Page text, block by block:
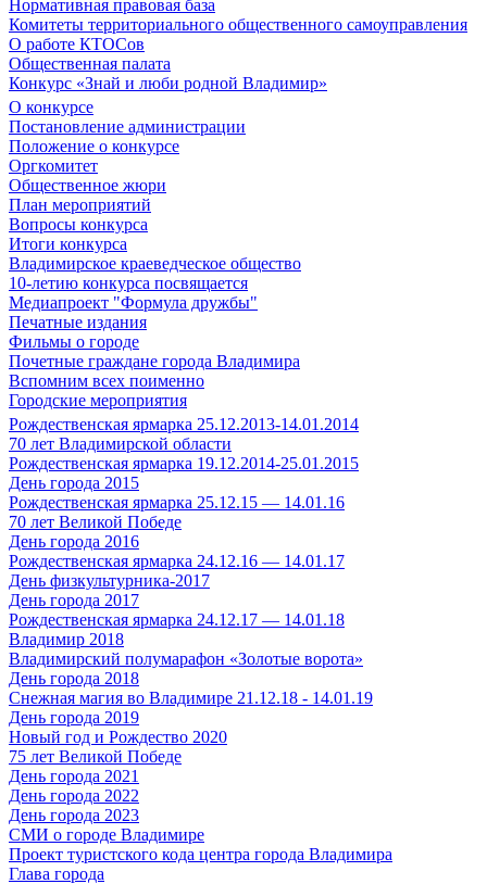
Нормативная правовая база
Комитеты территориального общественного самоуправления
О работе КТОСов
Общественная палата
Конкурс «Знай и люби родной Владимир»
О конкурсе
Постановление администрации
Положение о конкурсе
Оргкомитет
Общественное жюри
План мероприятий
Вопросы конкурса
Итоги конкурса
Владимирское краеведческое общество
10-летию конкурса посвящается
Медиапроект "Формула дружбы"
Печатные издания
Фильмы о городе
Почетные граждане города Владимира
Вспомним всех поименно
Городские мероприятия
Рождественская ярмарка 25.12.2013-14.01.2014
70 лет Владимирской области
Рождественская ярмарка 19.12.2014-25.01.2015
День города 2015
Рождественская ярмарка 25.12.15 — 14.01.16
70 лет Великой Победе
День города 2016
Рождественская ярмарка 24.12.16 — 14.01.17
День физкультурника-2017
День города 2017
Рождественская ярмарка 24.12.17 — 14.01.18
Владимир 2018
Владимирский полумарафон «Золотые ворота»
День города 2018
Снежная магия во Владимире 21.12.18 - 14.01.19
День города 2019
Новый год и Рождество 2020
75 лет Великой Победе
День города 2021
День города 2022
День города 2023
СМИ о городе Владимире
Проект туристского кода центра города Владимира
Глава города